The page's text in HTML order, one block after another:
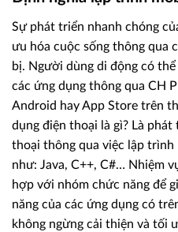
Sự phát triển nhanh chóng
ưu hóa cuộc sống thông qua
bị. Người dùng di động có
các ứng dụng thông qua CH
Android hay App Store trên
dụng điện thoại là gì? Là
thoại thông qua việc lập trình
như: Java, C++, C#… Nhiệm
hợp với nhóm chức năng để
năng của các ứng dụng có
không ngừng cải thiện và tối